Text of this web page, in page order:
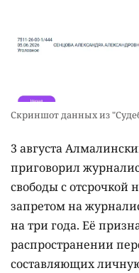
Скриншот данных из
3 августа
приговорил
свободы с отсрочкой
запретом на
на три года. Её
распространении
составляющих